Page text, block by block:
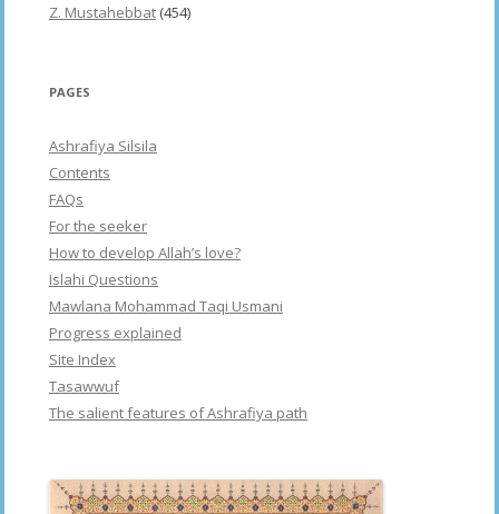
Z. Mustahebbat (454)
PAGES
Ashrafiya Silsila
Contents
FAQs
For the seeker
How to develop Allah’s love?
Islahi Questions
Mawlana Mohammad Taqi Usmani
Progress explained
Site Index
Tasawwuf
The salient features of Ashrafiya path